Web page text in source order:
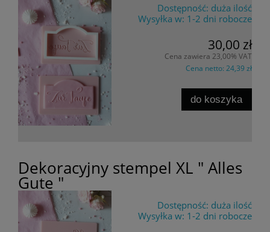
Dostępność: duża ilość
Wysyłka w: 1-2 dni robocze
30,00 zł
Cena zawiera 23,00% VAT
Cena netto: 24,39 zł
do koszyka
Dekoracyjny stempel XL " Alles
Gute "
Dostępność: duża ilość
Wysyłka w: 1-2 dni robocze